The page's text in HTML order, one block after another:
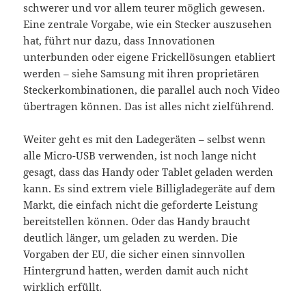
schwerer und vor allem teurer möglich gewesen.
Eine zentrale Vorgabe, wie ein Stecker auszusehen
hat, führt nur dazu, dass Innovationen
unterbunden oder eigene Frickellösungen etabliert
werden – siehe Samsung mit ihren proprietären
Steckerkombinationen, die parallel auch noch Video
übertragen können. Das ist alles nicht zielführend.
Weiter geht es mit den Ladegeräten – selbst wenn
alle Micro-USB verwenden, ist noch lange nicht
gesagt, dass das Handy oder Tablet geladen werden
kann. Es sind extrem viele Billigladegeräte auf dem
Markt, die einfach nicht die geforderte Leistung
bereitstellen können. Oder das Handy braucht
deutlich länger, um geladen zu werden. Die
Vorgaben der EU, die sicher einen sinnvollen
Hintergrund hatten, werden damit auch nicht
wirklich erfüllt.